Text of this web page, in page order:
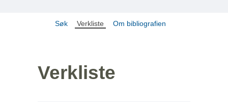
Søk Verkliste Om bibliografien
Verkliste